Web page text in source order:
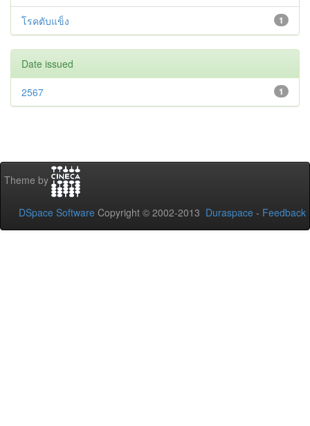
1
โรคตับแข็ง
Date issued
1
2567
Theme by
DSpace Software Copyright © 2002-2013 Duraspace - Feedback